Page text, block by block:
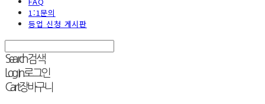
1:1문의
등업 신청 게시판
Search검색
Log In로그인
Cart장바구니